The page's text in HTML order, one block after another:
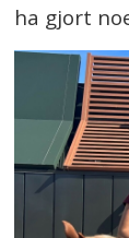
ha gjort